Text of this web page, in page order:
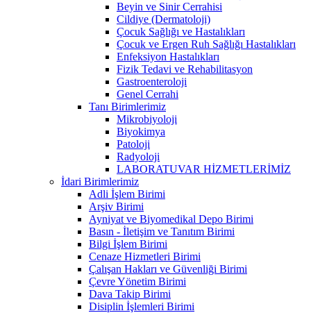
Beyin ve Sinir Cerrahisi
Cildiye (Dermatoloji)
Çocuk Sağlığı ve Hastalıkları
Çocuk ve Ergen Ruh Sağlığı Hastalıkları
Enfeksiyon Hastalıkları
Fizik Tedavi ve Rehabilitasyon
Gastroenteroloji
Genel Cerrahi
Tanı Birimlerimiz
Mikrobiyoloji
Biyokimya
Patoloji
Radyoloji
LABORATUVAR HİZMETLERİMİZ
İdari Birimlerimiz
Adli İşlem Birimi
Arşiv Birimi
Ayniyat ve Biyomedikal Depo Birimi
Basın - İletişim ve Tanıtım Birimi
Bilgi İşlem Birimi
Cenaze Hizmetleri Birimi
Çalışan Hakları ve Güvenliği Birimi
Çevre Yönetim Birimi
Dava Takip Birimi
Disiplin İşlemleri Birimi